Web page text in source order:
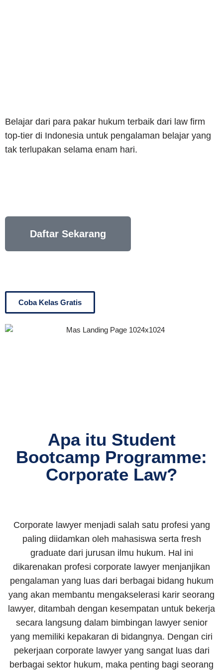
Belajar dari para pakar hukum terbaik dari law firm
top-tier di Indonesia untuk pengalaman belajar yang
tak terlupakan selama enam hari.
Daftar Sekarang
Coba Kelas Gratis
Apa itu Student
Bootcamp Programme:
Corporate Law?
Corporate lawyer menjadi salah satu profesi yang
paling diidamkan oleh mahasiswa serta fresh
graduate dari jurusan ilmu hukum. Hal ini
dikarenakan profesi corporate lawyer menjanjikan
pengalaman yang luas dari berbagai bidang hukum
yang akan membantu mengakselerasi karir seorang
lawyer, ditambah dengan kesempatan untuk bekerja
secara langsung dalam bimbingan lawyer senior
yang memiliki kepakaran di bidangnya. Dengan ciri
pekerjaan corporate lawyer yang sangat luas dari
berbagai sektor hukum, maka penting bagi seorang